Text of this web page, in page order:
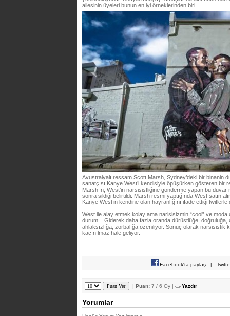
ailesinin üyeleri bunun en iyi örneklerinden biri.
Avustralyalı ressam Scott Marsh, Sydney’deki bir binanin
sanatçısı Kanye West’i kendisiyle öpüşürken gösteren bir
Marsh’ın, West’in narsisistliğine gönderme yapan bu duvar
sonra sildiği belirtildi. Marsh resmi yaptığında West satın
Kanye West’in kendine olan hayranlığını ifade ettiği twitlerle
West ile alay etmek kolay ama narisisizmin “cool” ve moda
durum. Giderek daha fazla oranda dürüstlüğe, doğruluğa,
ahlaksızlığa, zorbalığa özeniliyor. Sonuç olarak narsisistik
kaçınılmaz hale geliyor.
Facebook'ta paylaş |
| Puan: 7 / 6 Oy | Yazdır
Yorumlar